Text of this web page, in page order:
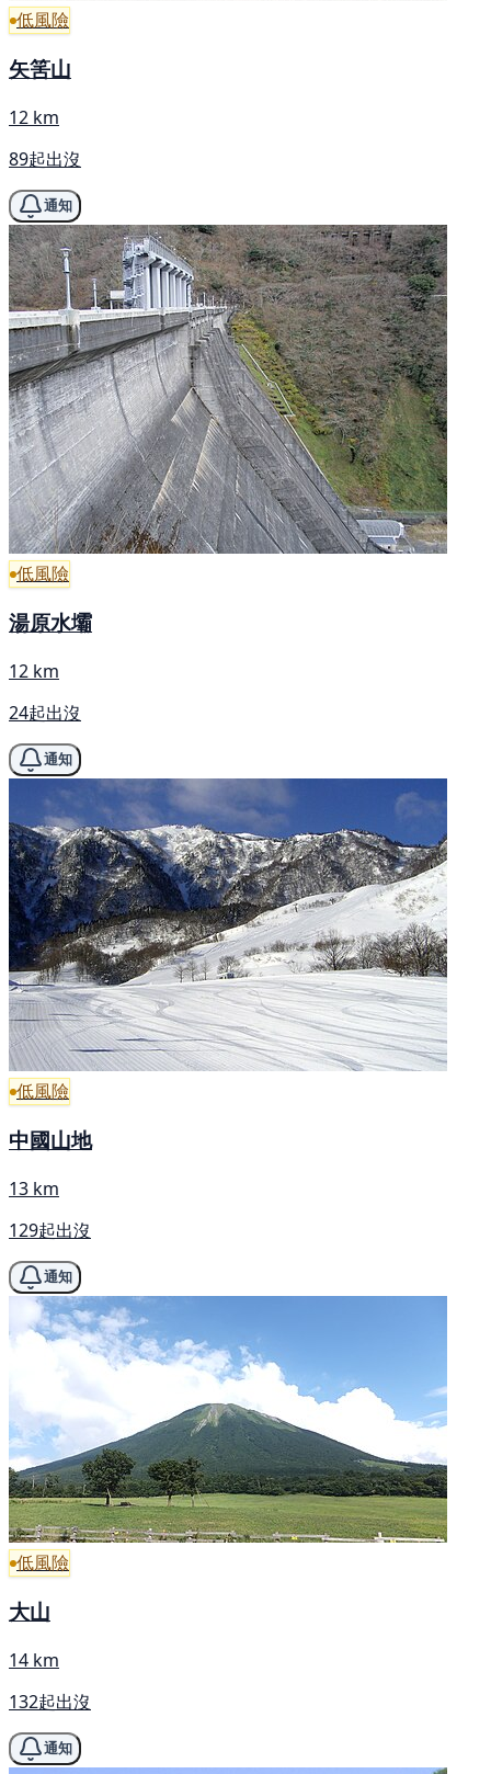
低風險
矢筈山
12 km
89起出沒
通知
低風險
湯原水壩
12 km
24起出沒
通知
低風險
中國山地
13 km
129起出沒
通知
低風險
大山
14 km
132起出沒
通知